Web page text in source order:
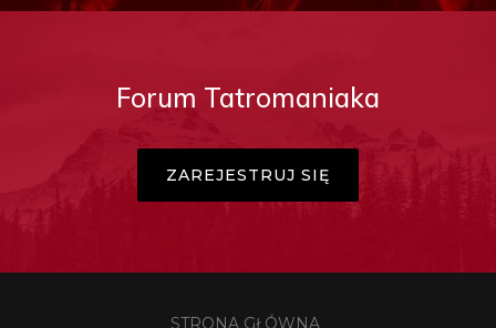
Forum Tatromaniaka
ZAREJESTRUJ SIĘ
STRONA GŁÓWNA